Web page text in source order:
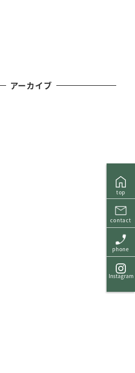
top
contact
phone
Instagram
アーカイブ